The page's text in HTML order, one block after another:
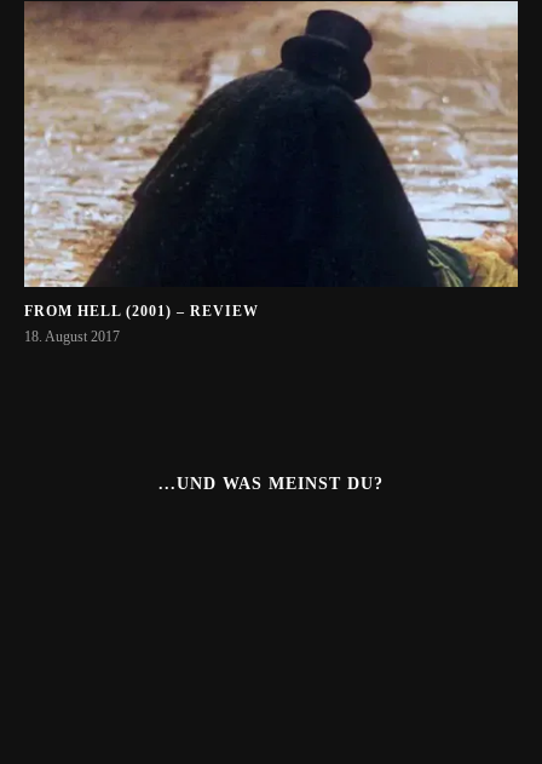
FROM HELL (2001) – REVIEW
18. August 2017
...UND WAS MEINST DU?